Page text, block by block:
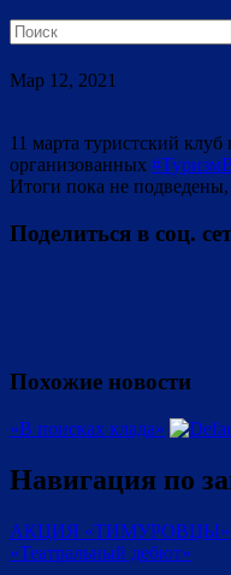
Мар 12, 2021
11 марта туристский
организованных
Итоги пока не
Поделиться в соц.
Похожие новости
«В поисках клада»
Навигация по
АКЦИЯ «ТИМУРОВЦЫ»
«Театральный дебют»